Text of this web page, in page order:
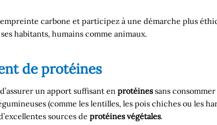
carbone et participez à une démarche plus
habitants, humains comme animaux.
de protéines
un apport suffisant enprotéinessans consommer
(comme les lentilles, les pois chiches ou les
sources de protéines végétales.